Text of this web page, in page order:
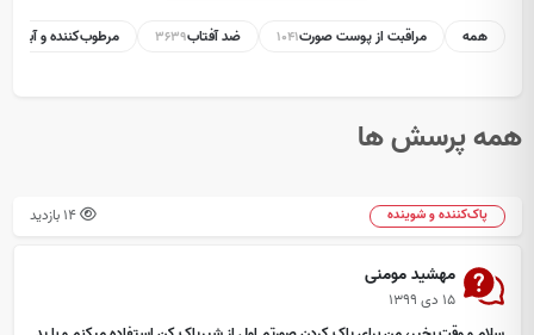
همه مراقبت از پوست صورت1041 ضد آفتاب3639 مرطوب‌کننده و آبرسان
همه پرسش ها
پاک‌کننده و شوینده 14 بازدید
مهشید مومنی
۱۵ دی ۱۳۹۹